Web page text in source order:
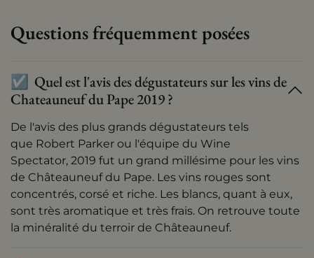
Questions fréquemment posées
☑ ️ Quel est l'avis des dégustateurs sur les vins de
Chateauneuf du Pape 2019 ?
De l'avis des plus grands dégustateurs tels
que Robert Parker ou l'équipe du Wine
Spectator, 2019 fut un grand millésime pour les vins
de Châteauneuf du Pape. Les vins rouges sont
concentrés, corsé et riche. Les blancs, quant à eux,
sont très aromatique et très frais. On retrouve toute
la minéralité du terroir de Châteauneuf.